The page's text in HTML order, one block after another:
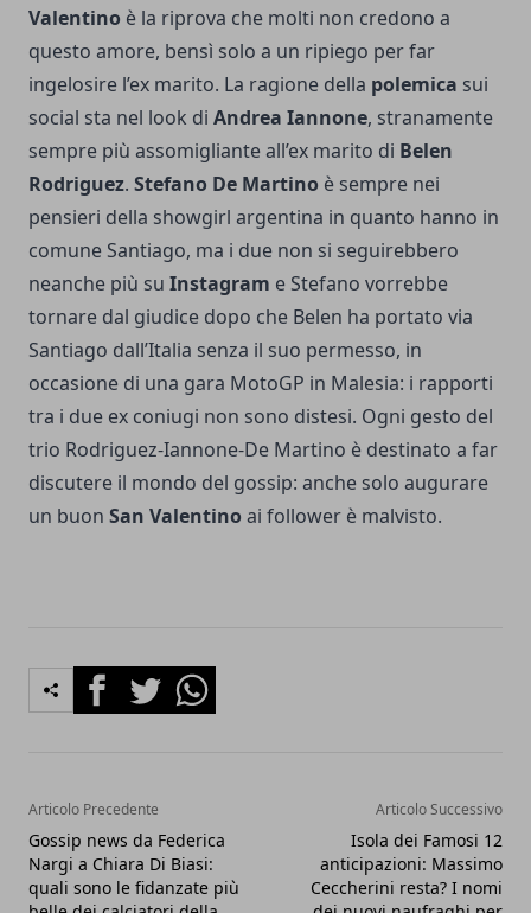
Valentino è la riprova che molti non credono a
questo amore, bensì solo a un ripiego per far
ingelosire l’ex marito. La ragione della polemica sui
social sta nel look di Andrea Iannone, stranamente
sempre più assomigliante all’ex marito di Belen
Rodriguez. Stefano De Martino è sempre nei
pensieri della showgirl argentina in quanto hanno in
comune Santiago, ma i due non si seguirebbero
neanche più su Instagram e Stefano vorrebbe
tornare dal giudice dopo che Belen ha portato via
Santiago dall’Italia senza il suo permesso, in
occasione di una gara MotoGP in Malesia: i rapporti
tra i due ex coniugi non sono distesi. Ogni gesto del
trio Rodriguez-Iannone-De Martino è destinato a far
discutere il mondo del gossip: anche solo augurare
un buon San Valentino ai follower è malvisto.
FacebookTwitterWhatsapp
Articolo Precedente
Gossip news da Federica
Nargi a Chiara Di Biasi:
quali sono le fidanzate più
Articolo Successivo
Isola dei Famosi 12
anticipazioni: Massimo
Ceccherini resta? I nomi